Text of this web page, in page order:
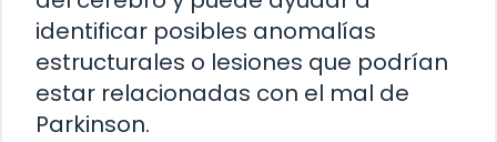
identificar posibles anomalías
estructurales o lesiones que podrían
estar relacionadas con el mal de
Parkinson.